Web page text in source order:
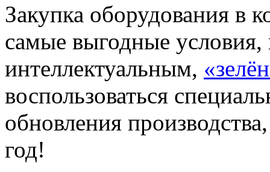
Закупка оборудования в
самые выгодные условия,
интеллектуальным,
воспользоваться
обновления
год!